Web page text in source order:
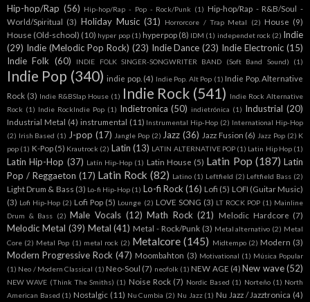
Hip-hop/Rap (56) Hip-hop/Rap - Pop - Rock/Punk (1) Hip-hop/Rap - R&B/Soul -
World/Spiritual (3) Holiday Music (31) Horrorcore / Trap Metal (2) House (9)
House (Old-school) (10) hyper pop (1) hyperpop (8) IDM (1) independet rock (2) Indie
(29) Indie (Melodic Pop Rock) (23) Indie Dance (23) Indie Electronic (15)
Indie Folk (60) INDIE FOLK SINGER-SONGWRITER BAND (Soft Band Sound) (1)
Indie Pop (340) indie pop. (4) Indie Pop. Alt Pop (1) Indie Pop. Alternative
Rock (3) Indie R&BSlap House (1) Indie Rock (541) Indie Rock Alternative
Rock (1) Indie RockIndie Pop (1) Indietronica (50) indietrónica (1) Industrial (20)
Industrial Metal (4) instrumental (11) Instrumental Hip-Hop (2) International Hip-Hop
(2) Irish Based (1) J-pop (17) Jangle Pop (2) Jazz (36) Jazz Fusion (6) Jazz Pop (2) K
pop (1) K-Pop (5) Krautrock (2) Latin (13) LATIN ALTERNATIVE POP (1) Latin Hip Hop (1)
Latin Hip-Hop (37) Latín Hip-Hop (1) Latin House (5) Latin Pop (187) Latin
Pop / Reggaeton (17) Latin Rock (82) Latino (1) Leftfield (2) Leftfield Bass (2)
Light Drum & Bass (3) Lo-fi Hip-Hop (1) Lo-fi Rock (16) Lofi (5) LOFI (Guitar Music)
(3) Lofi Hip-Hop (2) Lofi Pop (5) Lounge (2) LOVE SONG (3) LT ROCK POP (1) Mainline
Drum & Bass (2) Male Vocals (12) Math Rock (21) Melodic Hardcore (7)
Melodic Metal (39) Metal (41) Metal - Rock/Punk (3) Metal alternativo (2) Metal
Core (2) Metal Pop (1) metal rock (2) Metalcore (145) Midtempo (2) Modern (3)
Modern Progressive Rock (47) Moombahton (3) Motivational (1) Música Popular
(1) Neo / Modern Classical (1) Neo-Soul (7) neofolk (1) NEW AGE (4) New wave (52)
NEW WAVE (Think The Smiths) (1) Noise Rock (7) Nordic Based (1) Norteño (1) North
American Based (1) Nostalgic (11) Nu Cumbia (2) Nu Jazz (1) Nu Jazz / Jazztronica (4)